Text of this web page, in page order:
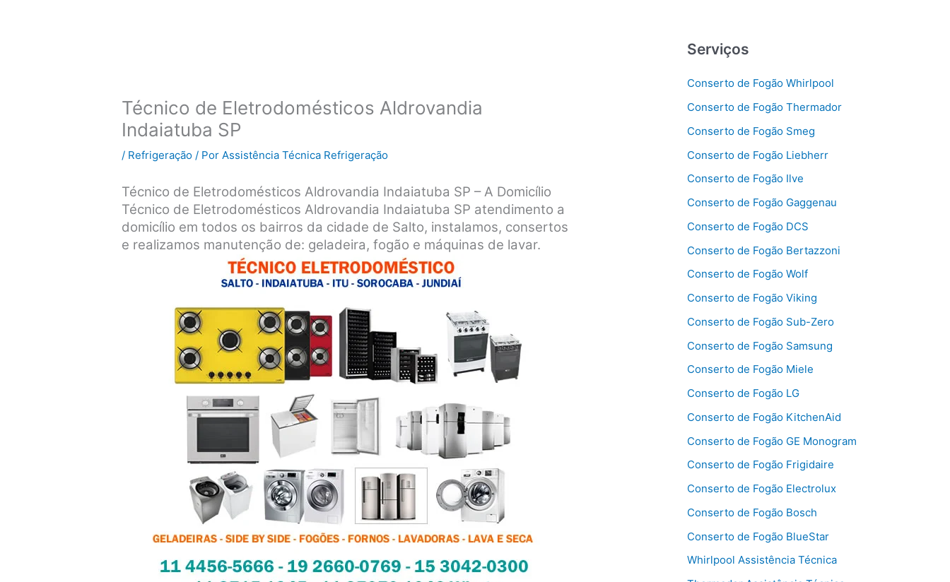
Técnico de Eletrodomésticos Aldrovandia
Indaiatuba SP
/ Refrigeração / PorAssistência Técnica Refrigeração
Técnico de Eletrodomésticos Aldrovandia Indaiatuba SP – A Domicílio
Técnico de Eletrodomésticos Aldrovandia Indaiatuba SP atendimento a
domicílio em todos os bairros da cidade de Salto, instalamos, consertos
e realizamos manutenção de: geladeira, fogão e máquinas de lavar.
Serviços
Conserto de Fogão Whirlpool
Conserto de Fogão Thermador
Conserto de Fogão Smeg
Conserto de Fogão Liebherr
Conserto de Fogão Ilve
Conserto de Fogão Gaggenau
Conserto de Fogão DCS
Conserto de Fogão Bertazzoni
Conserto de Fogão Wolf
Conserto de Fogão Viking
Conserto de Fogão Sub-Zero
Conserto de Fogão Samsung
Conserto de Fogão Miele
Conserto de Fogão LG
Conserto de Fogão KitchenAid
Conserto de Fogão GE Monogram
Conserto de Fogão Frigidaire
Conserto de Fogão Electrolux
Conserto de Fogão Bosch
Conserto de Fogão BlueStar
Whirlpool Assistência Técnica